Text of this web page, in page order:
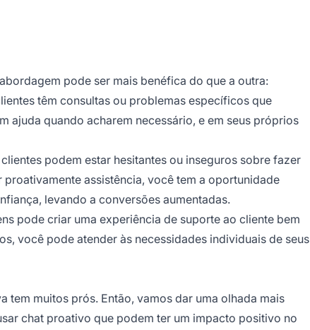
pode ser mais benéfica do que a outra:
têm consultas ou problemas específicos que
ajuda quando acharem necessário, e em seus próprios
podem estar hesitantes ou inseguros sobre fazer
assistência, você tem a oportunidade
levando a conversões aumentadas.
pode criar uma experiência de suporte ao cliente bem
você pode atender às necessidades individuais de seus
tem muitos prós. Então, vamos dar uma olhada mais
chat proativo que podem ter um impacto positivo no